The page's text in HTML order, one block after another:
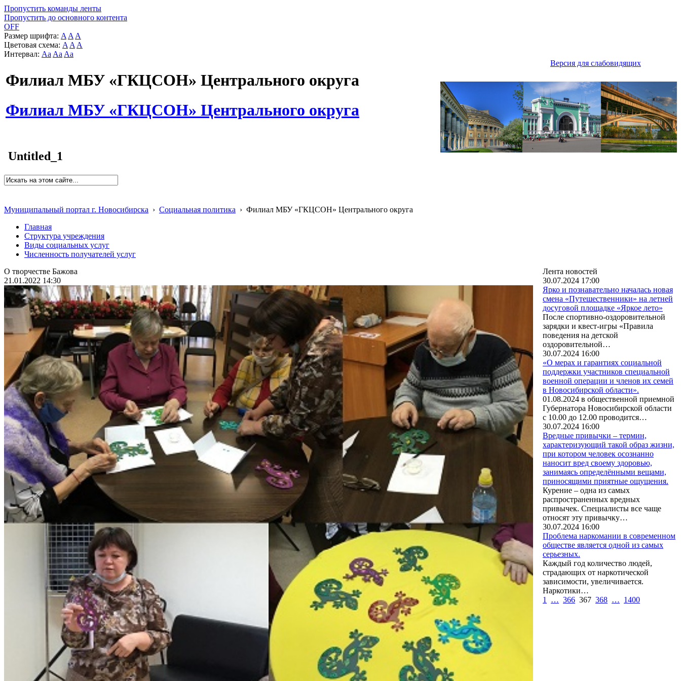
Пропустить команды ленты
Пропустить до основного контента
OFF
Размер шрифта: A A A
Цветовая схема: A A A
Интервал: Aa Aa Aa
Версия для слабовидящих
Филиал МБУ «ГКЦСОН» Центрального округа
Филиал МБУ «ГКЦСОН» Центрального округа
Untitled_1
Муниципальный портал г. Новосибирска › Социальная политика › Филиал МБУ «ГКЦСОН» Центрального округа
Главная
Структура учреждения
Виды социальных услуг
Численность получателей услуг
О творчестве Бажова
21.01.2022 14:30
Лента новостей
30.07.2024 17:00
Ярко и познавательно началась новая
смена «Путешественники» на летней
досуговой площадке «Яркое лето»
После спортивно-оздоровительной
зарядки и квест-игры «Правила
поведения на детской
оздоровительной…
30.07.2024 16:00
«О мерах и гарантиях социальной
поддержки участников специальной
военной операции и членов их семей
в Новосибирской области».
01.08.2024 в общественной приемной
Губернатора Новосибирской области
с 10.00 до 12.00 проводится…
30.07.2024 16:00
Вредные привычки – термин,
характеризующий такой образ жизни,
при котором человек осознанно
наносит вред своему здоровью,
занимаясь определёнными вещами,
приносящими приятные ощущения.
Курение – одна из самых
распространенных вредных
привычек. Специалисты все чаще
относят эту привычку…
30.07.2024 16:00
Проблема наркомании в современном
обществе является одной из самых
серьезных.
Каждый год количество людей,
страдающих от наркотической
зависимости, увеличивается.
Наркотики…
1
… 366 367 368 … 1400